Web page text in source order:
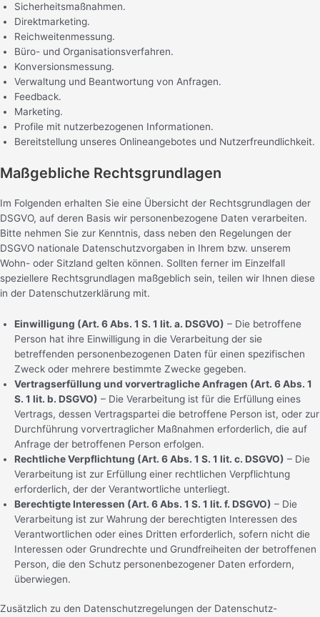
Sicherheitsmaßnahmen.
Direktmarketing.
Reichweitenmessung.
Büro- und Organisationsverfahren.
Konversionsmessung.
Verwaltung und Beantwortung von Anfragen.
Feedback.
Marketing.
Profile mit nutzerbezogenen Informationen.
Bereitstellung unseres Onlineangebotes und Nutzerfreundlichkeit.
Maßgebliche Rechtsgrundlagen
Im Folgenden erhalten Sie eine Übersicht der Rechtsgrundlagen der
DSGVO, auf deren Basis wir personenbezogene Daten verarbeiten.
Bitte nehmen Sie zur Kenntnis, dass neben den Regelungen der
DSGVO nationale Datenschutzvorgaben in Ihrem bzw. unserem
Wohn- oder Sitzland gelten können. Sollten ferner im Einzelfall
speziellere Rechtsgrundlagen maßgeblich sein, teilen wir Ihnen diese
in der Datenschutzerklärung mit.
Einwilligung (Art. 6 Abs. 1 S. 1 lit. a. DSGVO) – Die betroffene
Person hat ihre Einwilligung in die Verarbeitung der sie
betreffenden personenbezogenen Daten für einen spezifischen
Zweck oder mehrere bestimmte Zwecke gegeben.
Vertragserfüllung und vorvertragliche Anfragen (Art. 6 Abs. 1
S. 1 lit. b. DSGVO) – Die Verarbeitung ist für die Erfüllung eines
Vertrags, dessen Vertragspartei die betroffene Person ist, oder zur
Durchführung vorvertraglicher Maßnahmen erforderlich, die auf
Anfrage der betroffenen Person erfolgen.
Rechtliche Verpflichtung (Art. 6 Abs. 1 S. 1 lit. c. DSGVO) – Die
Verarbeitung ist zur Erfüllung einer rechtlichen Verpflichtung
erforderlich, der der Verantwortliche unterliegt.
Berechtigte Interessen (Art. 6 Abs. 1 S. 1 lit. f. DSGVO) – Die
Verarbeitung ist zur Wahrung der berechtigten Interessen des
Verantwortlichen oder eines Dritten erforderlich, sofern nicht die
Interessen oder Grundrechte und Grundfreiheiten der betroffenen
Person, die den Schutz personenbezogener Daten erfordern,
überwiegen.
Zusätzlich zu den Datenschutzregelungen der Datenschutz-